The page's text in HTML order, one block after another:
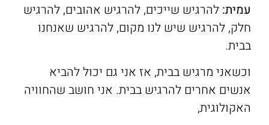
עמית: להרגיש שייכים, להרגיש אהובים, להרגיש
חלק, להרגיש שיש לנו מקום, להרגיש שאנחנו
בבית.
וכשאני מרגיש בבית, אז אני גם יכול להביא
אנשים אחרים להרגיש בבית. אני חושב שהחוויה
האקולוגית,